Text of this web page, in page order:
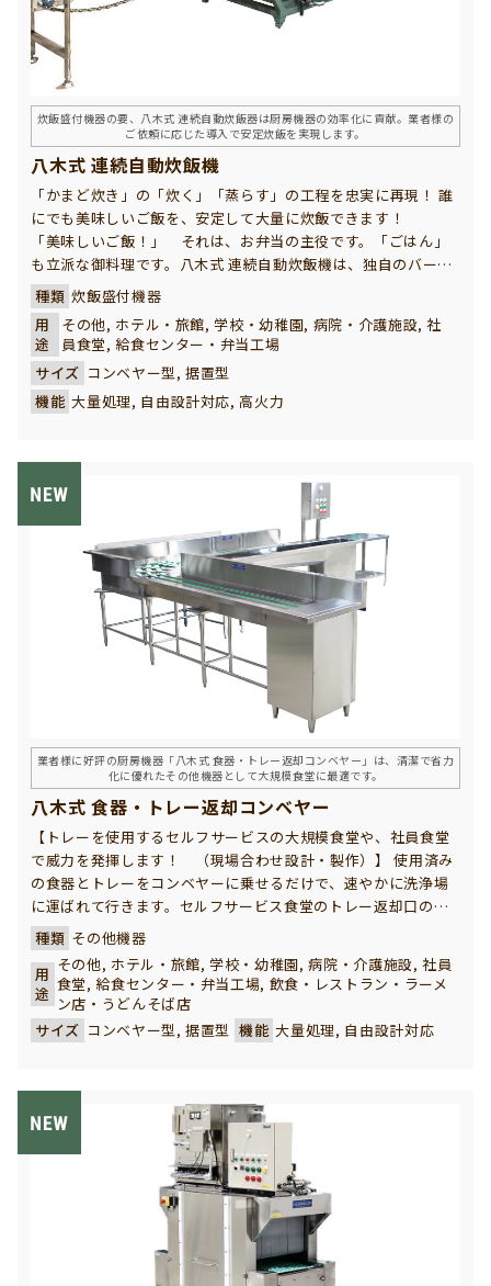
炊飯盛付機器の要、八木式 連続自動炊飯器は厨房機器の効率化に貢献。業者様の
ご依頼に応じた導入で安定炊飯を実現します。
八木式 連続自動炊飯機
「かまど炊き」の「炊く」「蒸らす」の工程を忠実に再現！ 誰
にでも美味しいご飯を、安定して大量に炊飯できます！
「美味しいご飯！」 それは、お弁当の主役です。「ごはん」
も立派な御料理です。八木式 連続自動炊飯機は、独自のバーナ
ーと炊飯釜で、お客様が最も重視される「ご飯の旨み」を引き
出した味のある炊飯を実現しました。ガスの熱効率を最大限に
活かして、「かまど炊き」の美味しさが短時間で実現できる強
い味方です。
種類 炊飯盛付機器
用
途
その他, ホテル・旅館, 学校・幼稚園, 病院・介護施設, 社
員食堂, 給食センター・弁当工場
サイズ コンベヤー型, 据置型
機能 大量処理, 自由設計対応, 高火力
業者様に好評の厨房機器「八木式 食器・トレー返却コンベヤー」は、清潔で省力
化に優れたその他機器として大規模食堂に最適です。
八木式 食器・トレー返却コンベヤー
【トレーを使用するセルフサービスの大規模食堂や、社員食堂
で威力を発揮します！ （現場合わせ設計・製作）】 使用済み
の食器とトレーをコンベヤーに乗せるだけで、速やかに洗浄場
に運ばれて行きます。セルフサービス食堂のトレー返却口の混
雑を解消し、山積みされた汚れた食器で美観を損ねこともあり
ません。社員食堂、学生食堂で、ご採用いただき多数の実績を
誇っています。 八木式 食器・トレー返却コンベヤーは、厨房機
器の中でも特に業者様から高い評価をいただいているその他機
器の一つです。使用済みの食器類をスムーズに洗浄エリアへ搬
送することで、作業効率が大幅に向上。導線の混雑を解消し、
やレイアウトに応じた特注設計も可能で、社員食堂や学生食堂
など多くの厨房環境に導入実績があります。業者様の課題を解
決する、実用性と信頼性に優れた返却コンベヤーです。
種類 その他機器
用
途
その他, ホテル・旅館, 学校・幼稚園, 病院・介護施設, 社員
食堂, 給食センター・弁当工場, 飲食・レストラン・ラーメ
ン店・うどんそば店
サイズ コンベヤー型, 据置型 機能 大量処理, 自由設計対応